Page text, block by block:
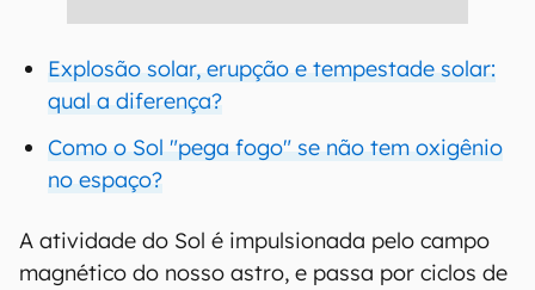
Explosão solar, erupção e tempestade solar:
qual a diferença?
Como o Sol "pega fogo" se não tem oxigênio
no espaço?
A atividade do Sol é impulsionada pelo campo
magnético do nosso astro, e passa por ciclos de